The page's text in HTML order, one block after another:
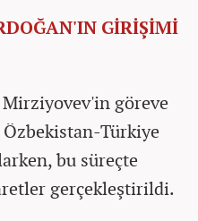
GİRİŞİMİ
Mirziyovev'in göreve
Türkiye
bu süreçte
gerçekleştirildi.